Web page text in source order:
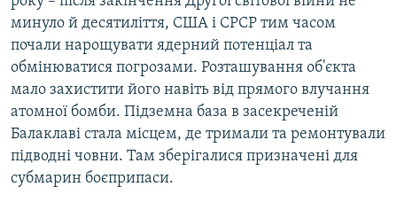
минуло й десятиліття, США і СРСР тим часом
почали нарощувати ядерний потенціал та
обмінюватися погрозами. Розташування об'єкта
мало захистити його навіть від прямого влучання
атомної бомби. Підземна база в засекреченій
Балаклаві стала місцем, де тримали та ремонтували
підводні човни. Там зберігалися призначені для
субмарин боєприпаси.